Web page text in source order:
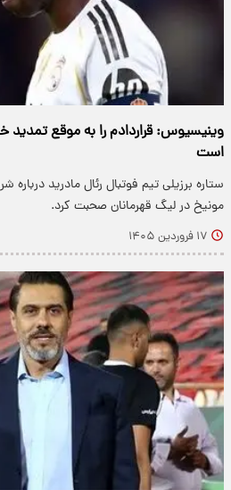
وینیسیوس: قراردادم را به موقع تمدید
است
ستاره برزیلی تیم فوتبال رئال مادرید درباره
مونیخ در لیگ قهرمانان صحبت کرد.
۱۷ فروردین ۱۴۰۵